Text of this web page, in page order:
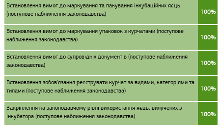
Встановлення вимог до маркування та пакування інкубаційних яєць
(поступове наближення законодавства)
100%
Встановлення вимог до маркування упаковок з курчатами (поступове
наближення законодавства)
100%
Встановлення вимог до супровідніх документів (поступове наближення
законодавства)
100%
Встановлення зобов'язання реєструвати курчат за видами, категоріями та
типами (поступове наближення законодавства)
100%
Закріплення на законодавчому рівні використання яєць, вилучених з
інкубатора (поступове наближення законодавства)
100%